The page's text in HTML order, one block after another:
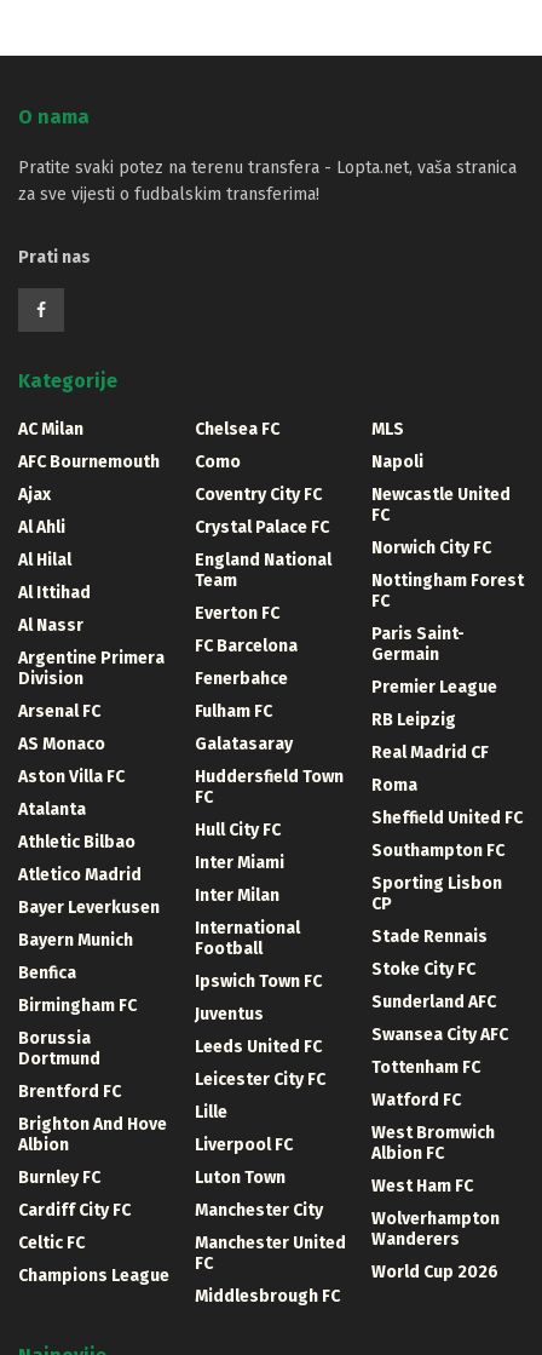
O nama
Pratite svaki potez na terenu transfera - Lopta.net, vaša stranica
za sve vijesti o fudbalskim transferima!
Prati nas
Kategorije
AC Milan
AFC Bournemouth
Ajax
Al Ahli
Al Hilal
Al Ittihad
Al Nassr
Argentine Primera
Division
Arsenal FC
AS Monaco
Aston Villa FC
Atalanta
Athletic Bilbao
Atletico Madrid
Bayer Leverkusen
Bayern Munich
Benfica
Birmingham FC
Borussia
Dortmund
Brentford FC
Brighton And Hove
Albion
Burnley FC
Cardiff City FC
Celtic FC
Champions League
Chelsea FC
Como
Coventry City FC
Crystal Palace FC
England National
Team
Everton FC
FC Barcelona
Fenerbahce
Fulham FC
Galatasaray
Huddersfield Town
FC
Hull City FC
Inter Miami
Inter Milan
International
Football
Ipswich Town FC
Juventus
Leeds United FC
Leicester City FC
Lille
Liverpool FC
Luton Town
Manchester City
Manchester United
FC
Middlesbrough FC
MLS
Napoli
Newcastle United
FC
Norwich City FC
Nottingham Forest
FC
Paris Saint-
Germain
Premier League
RB Leipzig
Real Madrid CF
Roma
Sheffield United FC
Southampton FC
Sporting Lisbon
CP
Stade Rennais
Stoke City FC
Sunderland AFC
Swansea City AFC
Tottenham FC
Watford FC
West Bromwich
Albion FC
West Ham FC
Wolverhampton
Wanderers
World Cup 2026